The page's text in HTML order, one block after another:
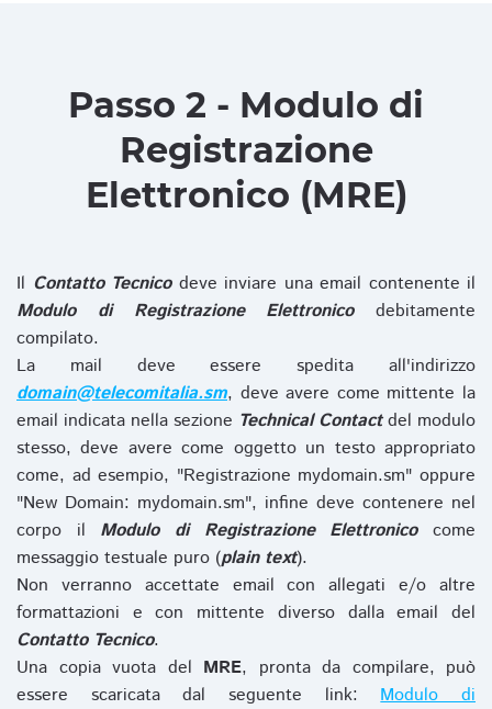
Passo 2 - Modulo di
Registrazione
Elettronico (MRE)
Il Contatto Tecnicodeve inviare una email contenente il
Modulo di Registrazione Elettronicodebitamente
compilato.
La mail deve essere spedita all'indirizzo
domain@telecomitalia.sm, deve avere come mittente la
email indicata nella sezione Technical Contactdel modulo
stesso, deve avere come oggetto un testo appropriato
come, ad esempio, "Registrazione mydomain.sm" oppure
"New Domain: mydomain.sm", infine deve contenere nel
corpo il Modulo di Registrazione Elettronicocome
messaggio testuale puro (plain text).
Non verranno accettate email con allegati e/o altre
formattazioni e con mittente diverso dalla email del
Contatto Tecnico.
Una copia vuota del MRE, pronta da compilare, può
essere scaricata dal seguente link:Modulo di